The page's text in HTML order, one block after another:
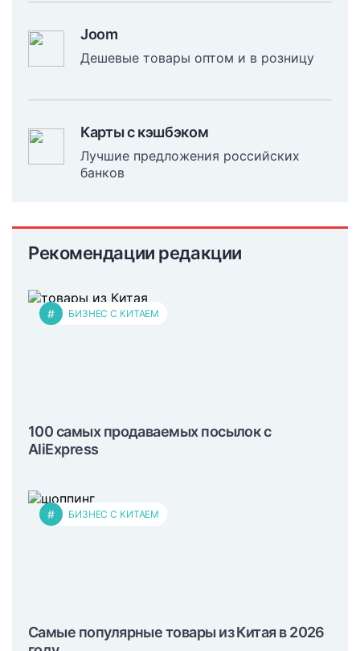
Joom
Дешевые товары оптом и в розницу
Карты с кэшбэком
Лучшие предложения российских
банков
Рекомендации редакции
# БИЗНЕС С КИТАЕМ
100 самых продаваемых посылок с
AliExpress
# БИЗНЕС С КИТАЕМ
Самые популярные товары из Китая в 2026